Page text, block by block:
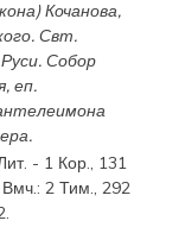
) Кочанова,
Свт.
Собор
, еп.
- 1 Кор., 131
Вмч.: 2 Тим., 292